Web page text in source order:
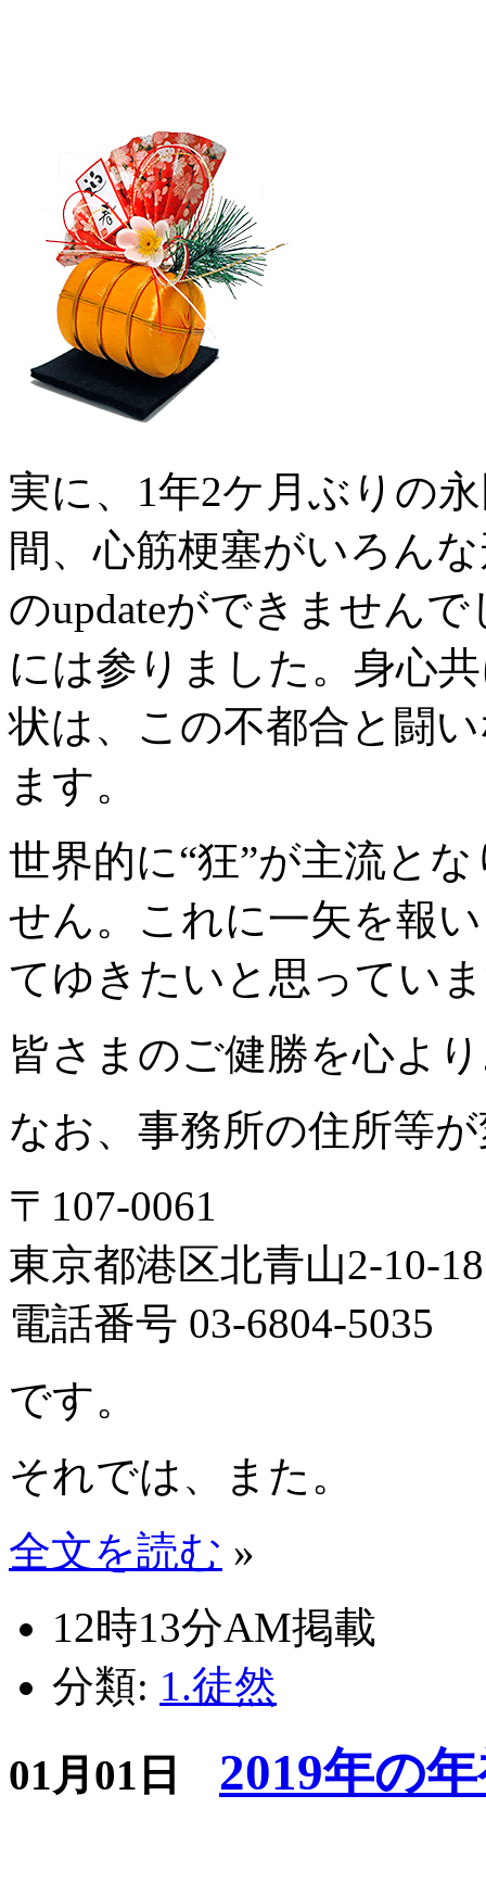
実に、1年2ケ月ぶりの
間、心筋梗塞がいろん
のupdateができません
には参りました。身心
状は、この不都合と闘
ます。
世界的に“狂”が主流と
せん。これに一矢を報
てゆきたいと思ってい
皆さまのご健勝を心よ
なお、 事務所の住所等
〒107-0061
東京都港区北青山2-10-
電話番号 03-6804-5035
です。
それでは、また。
全文を読む »
12時13分AM掲載
分類: 1.徒然
01月01日
2019年の